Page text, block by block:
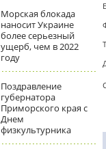
Морская блокада
наносит Украине
более серьезный
ущерб, чем в 2022
году
Поздравление
губернатора
Приморского края с
Днем
физкультурника